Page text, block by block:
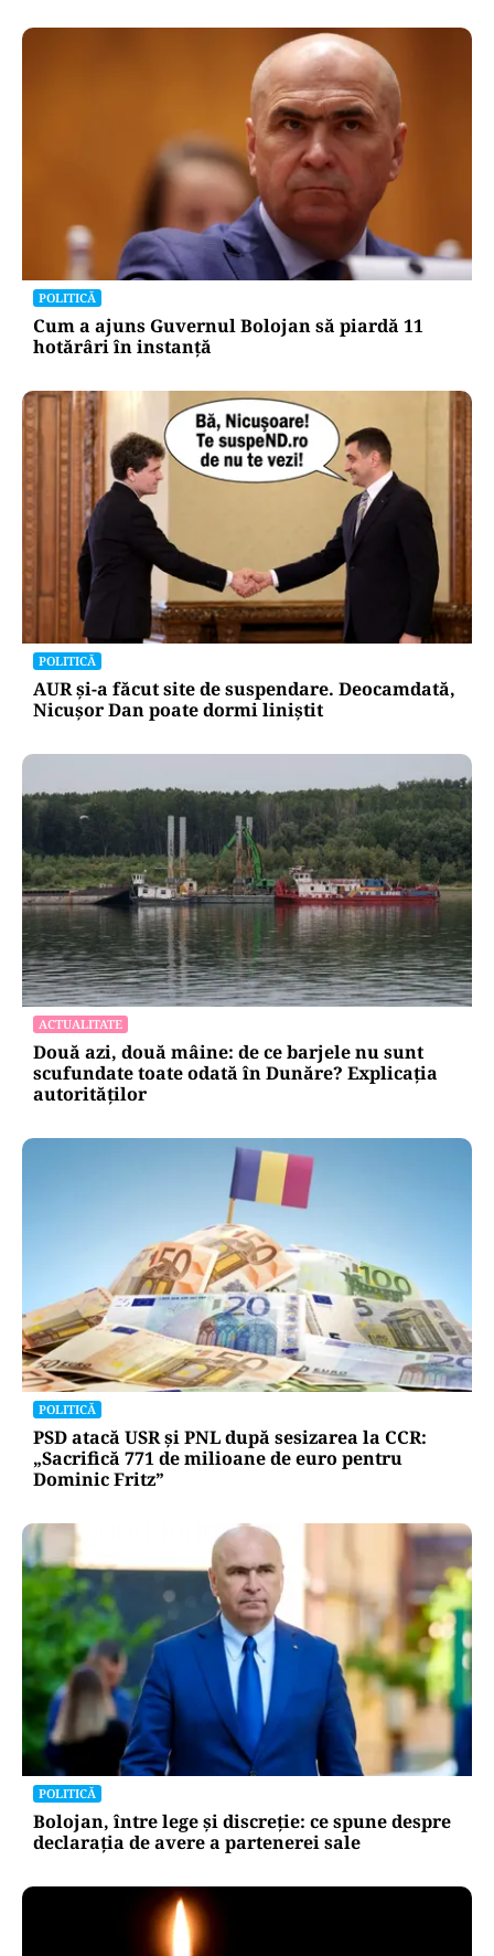
POLITICĂ
Cum a ajuns Guvernul Bolojan să piardă 11
hotărâri în instanță
POLITICĂ
AUR și-a făcut site de suspendare. Deocamdată,
Nicușor Dan poate dormi liniștit
ACTUALITATE
Două azi, două mâine: de ce barjele nu sunt
scufundate toate odată în Dunăre? Explicația
autorităților
POLITICĂ
PSD atacă USR și PNL după sesizarea la CCR:
„Sacrifică 771 de milioane de euro pentru
Dominic Fritz”
POLITICĂ
Bolojan, între lege și discreție: ce spune despre
declarația de avere a partenerei sale